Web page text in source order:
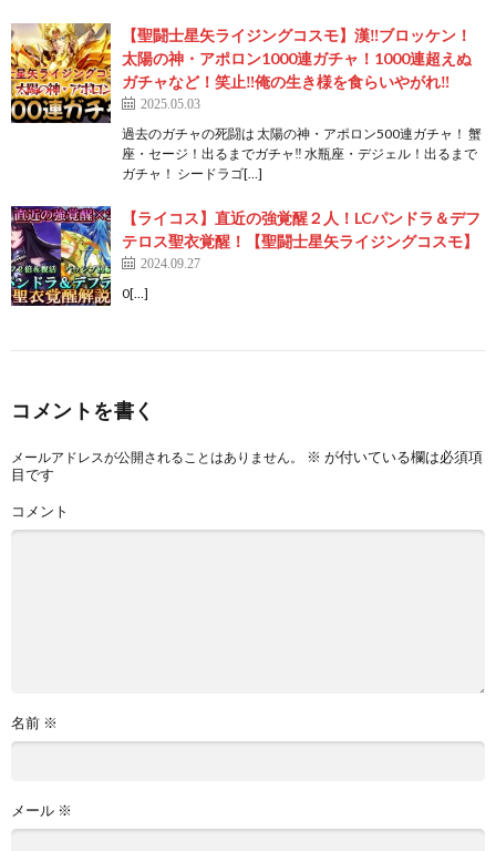
【聖闘士星矢ライジングコスモ】漢‼ブロッケン！
太陽の神・アポロン1000連ガチャ！1000連超えぬ
ガチャなど！笑止‼俺の生き様を食らいやがれ‼
2025.05.03
過去のガチャの死闘は 太陽の神・アポロン500連ガチャ！ 蟹
座・セージ！出るまでガチャ‼ 水瓶座・デジェル！出るまで
ガチャ！ シードラゴ[…]
【ライコス】直近の強覚醒２人！LCパンドラ＆デフ
テロス聖衣覚醒！【聖闘士星矢ライジングコスモ】
2024.09.27
0[…]
コメントを書く
メールアドレスが公開されることはありません。 ※ が付いている欄は必須項
目です
コメント
名前 ※
メール ※